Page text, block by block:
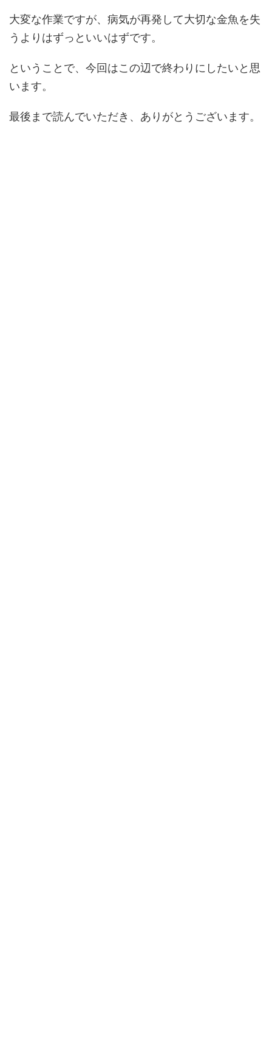
大変な作業ですが、病気が再発して大切な金魚を失
うよりはずっといいはずです。
ということで、今回はこの辺で終わりにしたいと思
います。
最後まで読んでいただき、ありがとうございます。